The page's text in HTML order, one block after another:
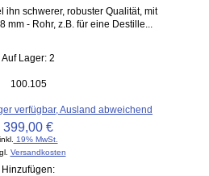
ihn schwerer, robuster Qualität, mit
mm - Rohr, z.B. für eine Destille...
Auf Lager: 2
100.105
verfügbar, Ausland abweichend
399,00 €
inkl. 19% MwSt.
Versandkosten
Hinzufügen: